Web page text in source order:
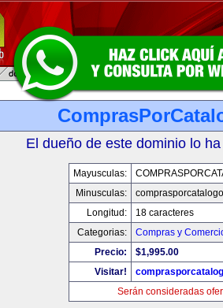
El dueño de este dominio lo
Mayusculas:
Minusculas:
Longitud:
18 caracteres
Categorias:
Compras y
Precio:
$1,995.00
Visitar!
Serán consideradas